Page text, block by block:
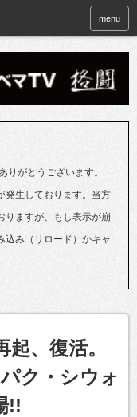
menu
りがとうございます。
発生しております。当方
りますが、もし表示が崩
込み（リロード）かキャ
起、復活。
ク・シウォ
!!